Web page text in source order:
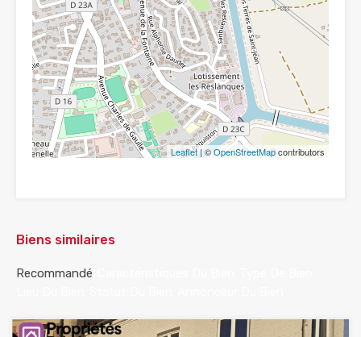
Leaflet| ©OpenStreetMapcontributors
Biens similaires
Recommandé